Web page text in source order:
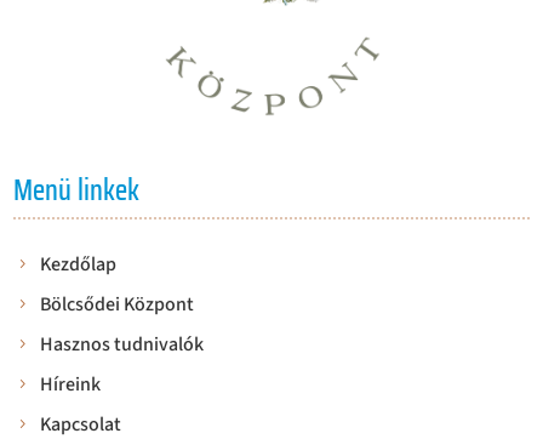
Menü linkek
Kezdőlap
Bölcsődei Központ
Hasznos tudnivalók
Híreink
Kapcsolat